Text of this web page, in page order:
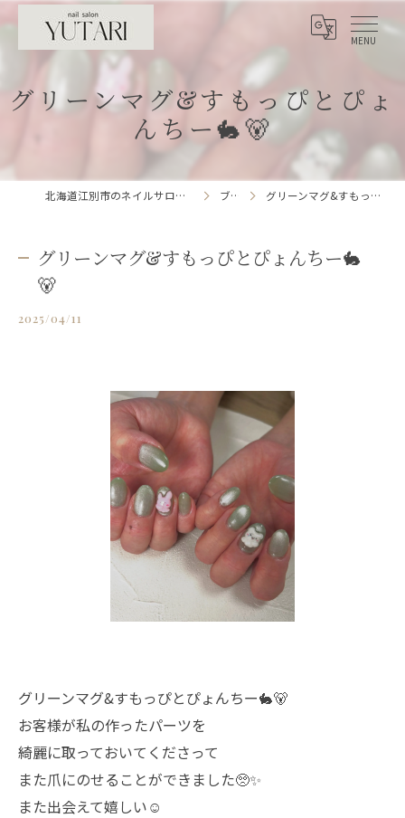
グリーンマグ&すもっぴとぴょ
んちー🐇🐻
北海道江別市のネイルサロンならnailsalon YUTARI ブログ グリーンマグ&すもっぴとぴょんちー🐇🐻
グリーンマグ&すもっぴとぴょんちー🐇
🐻
2025/04/11
グリーンマグ&すもっぴとぴょんちー🐇🐻
お客様が私の作ったパーツを
綺麗に取っておいてくださって
また爪にのせることができました🥺✨
また出会えて嬉しい☺️